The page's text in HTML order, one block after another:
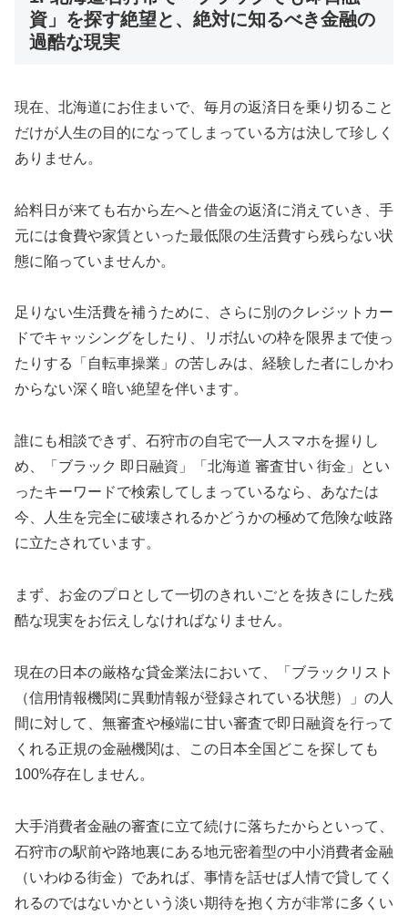
資」を探す絶望と、絶対に知るべき金融の
過酷な現実
現在、北海道にお住まいで、毎月の返済日を乗り切ること
だけが人生の目的になってしまっている方は決して珍しく
ありません。
給料日が来ても右から左へと借金の返済に消えていき、手
元には食費や家賃といった最低限の生活費すら残らない状
態に陥っていませんか。
足りない生活費を補うために、さらに別のクレジットカー
ドでキャッシングをしたり、リボ払いの枠を限界まで使っ
たりする「自転車操業」の苦しみは、経験した者にしかわ
からない深く暗い絶望を伴います。
誰にも相談できず、石狩市の自宅で一人スマホを握りし
め、「ブラック 即日融資」「北海道 審査甘い 街金」とい
ったキーワードで検索してしまっているなら、あなたは
今、人生を完全に破壊されるかどうかの極めて危険な岐路
に立たされています。
まず、お金のプロとして一切のきれいごとを抜きにした残
酷な現実をお伝えしなければなりません。
現在の日本の厳格な貸金業法において、「ブラックリスト
（信用情報機関に異動情報が登録されている状態）」の人
間に対して、無審査や極端に甘い審査で即日融資を行って
くれる正規の金融機関は、この日本全国どこを探しても
100%存在しません。
大手消費者金融の審査に立て続けに落ちたからといって、
石狩市の駅前や路地裏にある地元密着型の中小消費者金融
（いわゆる街金）であれば、事情を話せば人情で貸してく
れるのではないかという淡い期待を抱く方が非常に多くい